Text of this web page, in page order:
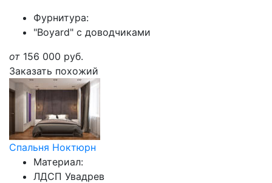
Фурнитура:
"Boyard" с доводчиками
от 156 000 руб.
Заказать похожий
Спальня Ноктюрн
Материал:
ЛДСП Увадрев